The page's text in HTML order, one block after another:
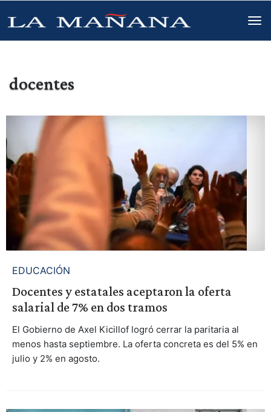
docentes
EDUCACIÓN
Docentes y estatales aceptaron la oferta
salarial de 7% en dos tramos
El Gobierno de Axel Kicillof logró cerrar la paritaria al
menos hasta septiembre. La oferta concreta es del 5% en
julio y 2% en agosto.